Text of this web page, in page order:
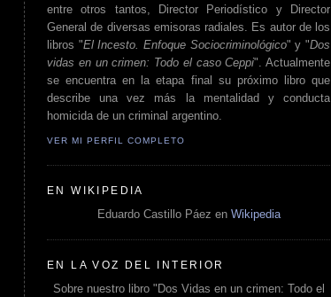
entre otros tantos, Director Periodístico y Director
General de diversas emisoras radiales. Es autor de los
libros "El Incesto. Enfoque Sociocriminológico" y "Dos
vidas en un crimen: Todo el caso Ceppi". Actualmente
se encuentra en la etapa final su próximo libro que
describe una vez más la mentalidad y conducta
homicida de un criminal argentino.
VER MI PERFIL COMPLETO
EN WIKIPEDIA
Eduardo Castillo Páez en Wikipedia
EN LA VOZ DEL INTERIOR
Sobre nuestro libro "Dos Vidas en un crimen: Todo el